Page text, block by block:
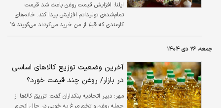
ایلنا: افزایش قیمت روغن باعث شد قیمت
تمام‌شده‌ی تولیداتم افزایش پیدا کند. خانم‌های
کارمندی که قبلا از من خرید می‌کردند می‌گویند ۱۵
جمعه، ۲۶ دی ۱۴۰۴
آخرین وضعیت توزیع کالاهای اساسی
در بازار/ روغن چند قیمت خورد؟
مهر: دبیر اتحادیه بنکداران گفت: تزریق کالاها از